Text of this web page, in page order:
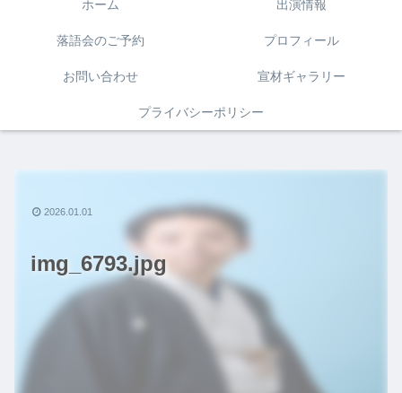
ホーム 出演情報
落語会のご予約 プロフィール
お問い合わせ 宣材ギャラリー
プライバシーポリシー
img_6793.jpg
2026.01.01